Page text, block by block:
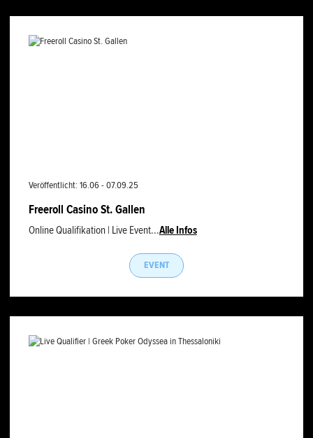
Veröffentlicht: 16.06 - 07.09.25
Freeroll Casino St. Gallen
Online Qualifikation | Live Event...Alle Infos
EVENT